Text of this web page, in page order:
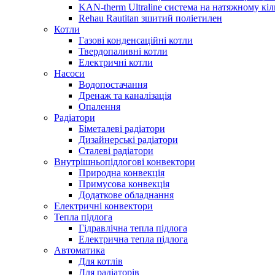
KAN-therm Ultraline система на натяжному
Rehau Rautitan зшитий поліетилен
Котли
Газові конденсаційні котли
Твердопаливні котли
Електричні котли
Насоси
Водопостачання
Дренаж та каналізація
Опалення
Радіатори
Біметалеві радіатори
Дизайнерські радіатори
Сталеві радіатори
Внутрішньопідлогові конвектори
Природна конвекція
Примусова конвекція
Додаткове обладнання
Електричні конвектори
Тепла підлога
Гідравлічна тепла підлога
Електрична тепла підлога
Автоматика
Для котлів
Для радіаторів